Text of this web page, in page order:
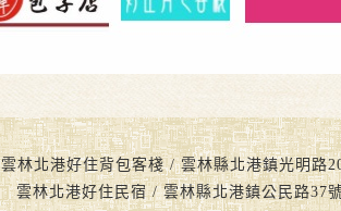
雲林北港好住背包客棧 / 雲林縣北港鎮光明路
雲林北港好住民宿 / 雲林縣北港鎮公民路37